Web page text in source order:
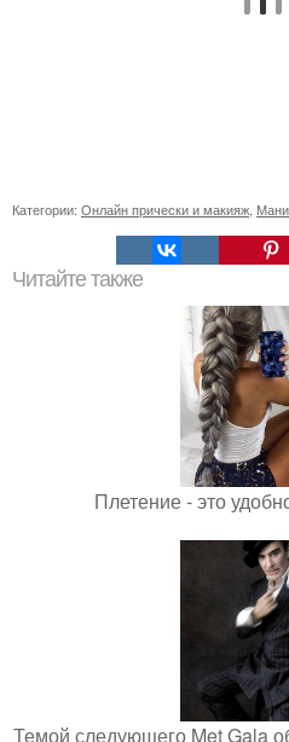
Категории: Онлайн прически и макияж
Читайте также
Плетение - это
Темой следующего Met Gala